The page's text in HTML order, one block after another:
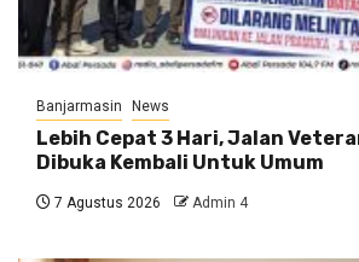
Banjarmasin News
Lebih Cepat 3 Hari, Jalan
Dibuka Kembali Untuk Umum
7 Agustus 2026 Admin 4